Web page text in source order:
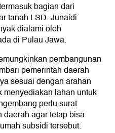
bagian dari
tanah LSD. Junaidi
dialami oleh
di Pulau Jawa.
pembangunan
pemerintah daerah
sesuai dengan arahan
menyediakan lahan untuk
perlu surat
agar tetap bisa
subsidi tersebut.